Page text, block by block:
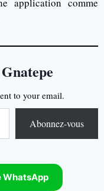
to your email.
Abonnez-vous
WhatsApp